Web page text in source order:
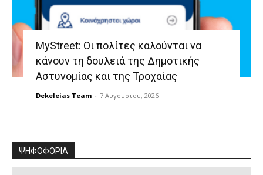
MyStreet: Οι πολίτες καλούνται να
κάνουν τη δουλειά της Δημοτικής
Αστυνομίας και της Τροχαίας
Dekeleias Team - 7 Αυγούστου, 2026
ΨΗΦΟΦΟΡΙΑ